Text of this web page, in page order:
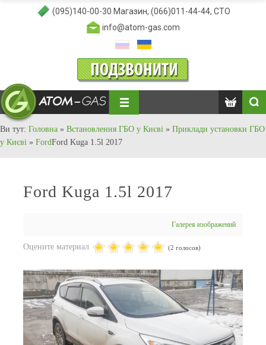
(095)140-00-30 Магазин, (066)011-44-44, СТО
info@atom-gas.com
Ви тут: Головна » Встановлення ГБО у Києві » Приклади установки ГБО
у Києві » FordFord Kuga 1.5l 2017
Ford Kuga 1.5l 2017
Галерея изображений
Оцените материал (2 голосов)